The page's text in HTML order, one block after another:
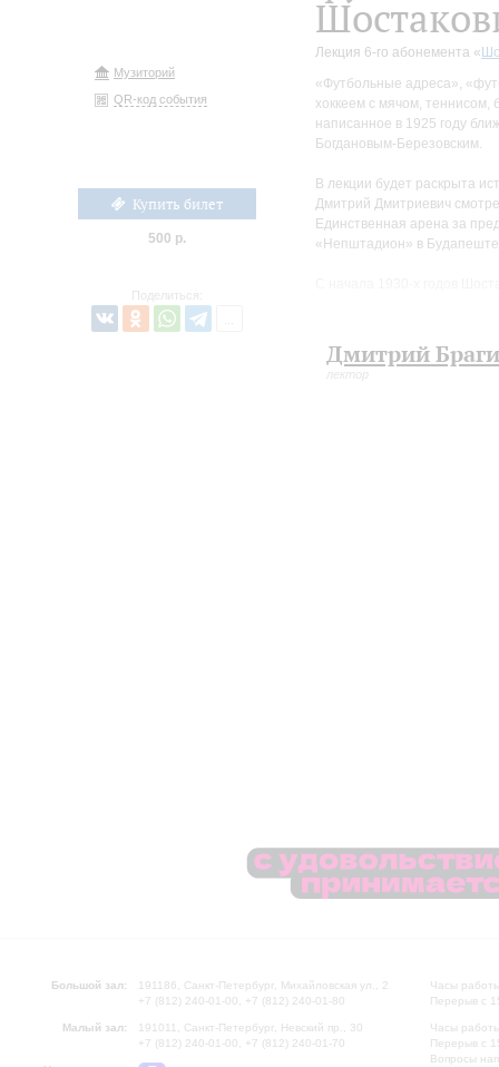
Музиторий
QR-код события
Купить билет
500 р.
Поделиться:
Лекция 6-го абонемента «
«Футбольные адреса»,
хоккеем с мячом,
написанное в 1925 году
Богдановым-Березовским.
В лекции будет раскрыта
Дмитрий Дмитриевич
Единственная арена за
«Непштадион» в
Мефодьевна Тихая —
почтением Дмитрий
Дмитрий
лектор
Большой зал:
191186, Санкт-Петербург, Михайловская ул., 2
+7 (812) 240-01-00, +7 (812) 240-01-80
Малый зал:
191011, Санкт-Петербург, Невский пр., 30
+7 (812) 240-01-00, +7 (812) 240-01-70
Часы
Перерыв с
Часы
Перерыв с
Вопросы